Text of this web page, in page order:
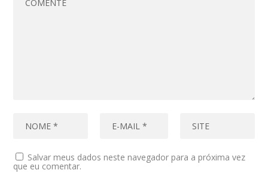
Salvar meus dados neste navegador para a próxima vez
que eu comentar.